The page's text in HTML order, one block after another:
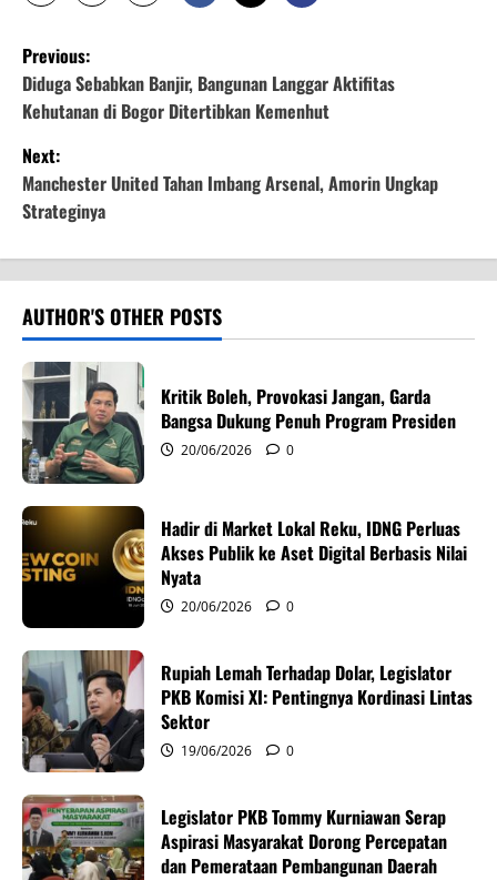
P
o
s
t
n
a
v
i
g
a
t
i
n
Previous:
Diduga Sebabkan Banjir, Bangunan Langgar Aktifitas
Kehutanan di Bogor Ditertibkan Kemenhut
Next:
Manchester United Tahan Imbang Arsenal, Amorin Ungkap
Strateginya
AUTHOR'S OTHER POSTS
Kritik Boleh, Provokasi Jangan, Garda
Bangsa Dukung Penuh Program Presiden
20/06/2026 0
Hadir di Market Lokal Reku, IDNG Perluas
Akses Publik ke Aset Digital Berbasis Nilai
Nyata
20/06/2026 0
Rupiah Lemah Terhadap Dolar, Legislator
PKB Komisi XI: Pentingnya Kordinasi Lintas
Sektor
19/06/2026 0
Legislator PKB Tommy Kurniawan Serap
Aspirasi Masyarakat Dorong Percepatan
dan Pemerataan Pembangunan Daerah